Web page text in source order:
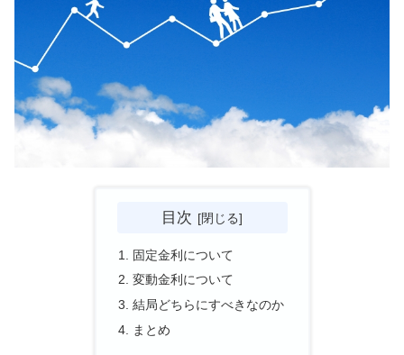
目次
固定金利について
変動金利について
結局どちらにすべきなのか
まとめ